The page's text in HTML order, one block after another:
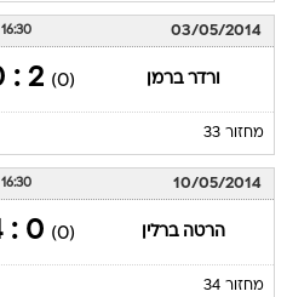
03/05/2014
16:30
ורדר ברמן (0)
2 : 0
מחזור 33
10/05/2014
16:30
הרטה ברלין (0)
0 : 4
מחזור 34